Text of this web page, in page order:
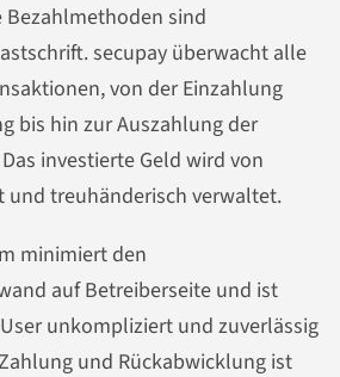
Bezahlmethoden sind
secupay überwacht alle
von der Einzahlung
bis hin zur Auszahlung der
investierte Geld wird von
und treuhänderisch verwaltet.
minimiert den
auf Betreiberseite und ist
unkompliziert und zuverlässig
und Rückabwicklung ist